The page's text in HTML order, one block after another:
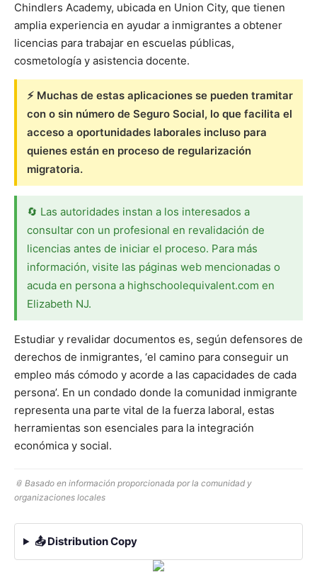
Chindlers Academy, ubicada en Union City, que tienen
amplia experiencia en ayudar a inmigrantes a obtener
licencias para trabajar en escuelas públicas,
cosmetología y asistencia docente.
⚡ Muchas de estas aplicaciones se pueden tramitar
con o sin número de Seguro Social, lo que facilita el
acceso a oportunidades laborales incluso para
quienes están en proceso de regularización
migratoria.
🔄 Las autoridades instan a los interesados a
consultar con un profesional en revalidación de
licencias antes de iniciar el proceso. Para más
información, visite las páginas web mencionadas o
acuda en persona a highschoolequivalent.com en
Elizabeth NJ.
Estudiar y revalidar documentos es, según defensores de
derechos de inmigrantes, ‘el camino para conseguir un
empleo más cómodo y acorde a las capacidades de cada
persona’. En un condado donde la comunidad inmigrante
representa una parte vital de la fuerza laboral, estas
herramientas son esenciales para la integración
económica y social.
📎 Basado en información proporcionada por la comunidad y
organizaciones locales
📤 Distribution Copy